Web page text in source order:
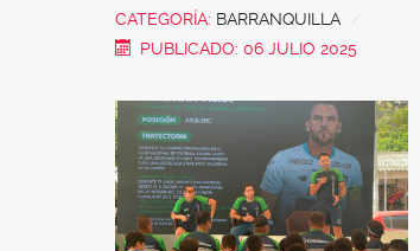
CATEGORÍA: BARRANQUILLA
PUBLICADO: 06 JULIO 2025